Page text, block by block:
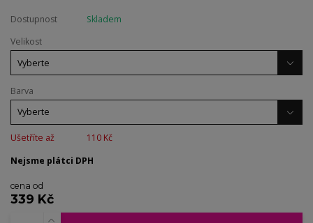
Dostupnost
Skladem
Velikost
Barva
Ušetříte až
110 Kč
Nejsme plátci DPH
cena od
339 Kč